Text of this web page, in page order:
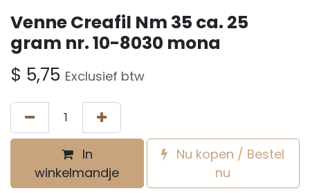
Venne Creafil Nm 35 ca. 25
gram nr. 10-8030 mona
$ 5,75 Exclusief btw
In
winkelmandje
Nu kopen / Bestel
nu